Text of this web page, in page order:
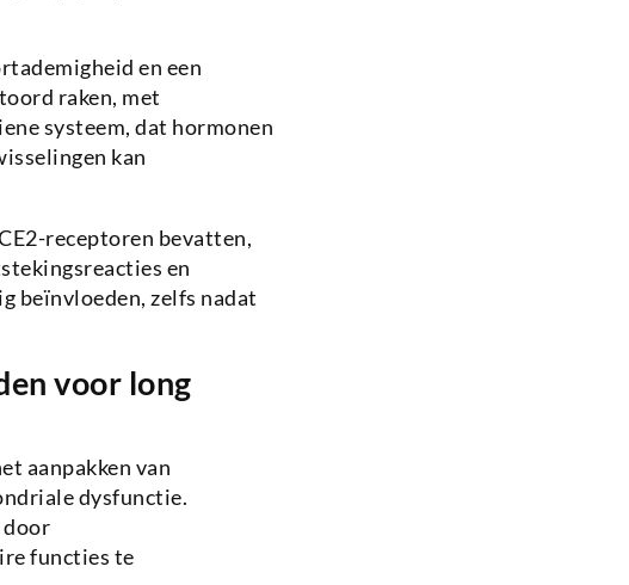
en een
raken, met
systeem, dat hormonen
kan
receptoren bevatten,
en
beïnvloeden, zelfs nadat
voor long
aanpakken van
dysfunctie.
door
functies te